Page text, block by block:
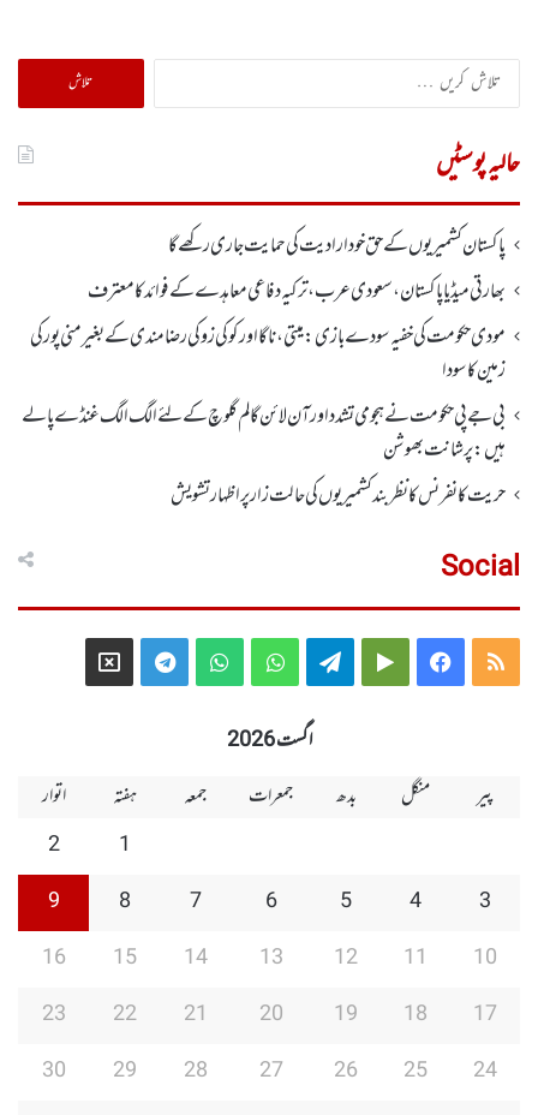
تلاش
کریں
حالیہ پوسٹیں
پاکستان کشمیریوں کے حق خودارادیت کی حمایت جاری رکھے گا
بھارتی میڈیا پاکستان، سعودی عرب، ترکیہ دفاعی معاہدے کے فوائد کا معترف
مودی حکومت کی خفیہ سودے بازی: میتی، ناگا اور کوکی زو کی رضامندی کے بغیر منی پور کی
زمین کا سودا
بی جے پی حکومت نے ہجومی تشدد اورآن لائن گالم گلوچ کے لئے الگ الگ غنڈے پالے
ہیں: پرشانت بھوشن
حریت کانفرنس کا نظر بند کشمیریوں کی حالت زار پر اظہار تشویش
Social
RSS
Facebook
Google
Telegram
WhatsApp
WhatsApp
Telegram
X
اگست 2026
پیر
منگل بدھ جمعرات جمعہ ہفتہ
اتوار
1
2
3
4
5
6
7
8
9
10
11
12
13
14
15
16
17
18
19
20
21
22
23
24
25
26
27
28
29
30